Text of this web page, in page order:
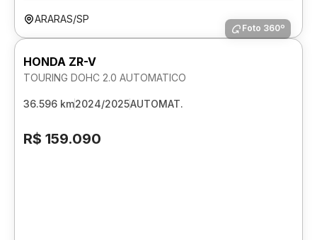
ARARAS/SP
Foto 360º
HONDA ZR-V
TOURING DOHC 2.0 AUTOMATICO
36.596 km2024/2025AUTOMAT.
R$ 159.090